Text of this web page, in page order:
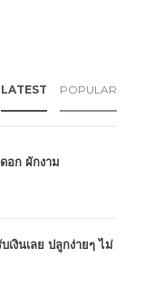
LATEST POPULAR
อก ผักงาม
เงินเลย ปลูกง่ายๆ ไม่